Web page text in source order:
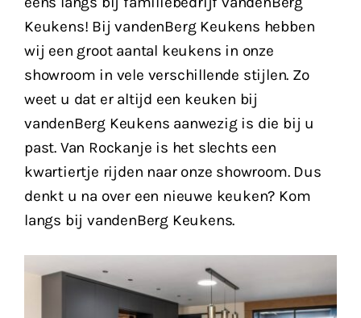
Keukens! Bij vandenBerg Keukens hebben
wij een groot aantal keukens in onze
showroom in vele verschillende stijlen. Zo
weet u dat er altijd een keuken bij
vandenBerg Keukens aanwezig is die bij u
past. Van Rockanje is het slechts een
kwartiertje rijden naar onze showroom. Dus
denkt u na over een nieuwe keuken? Kom
langs bij vandenBerg Keukens.